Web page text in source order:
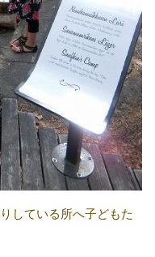
している所へ子どもた